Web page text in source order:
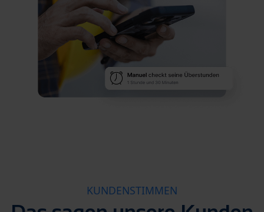
KUNDENSTIMMEN